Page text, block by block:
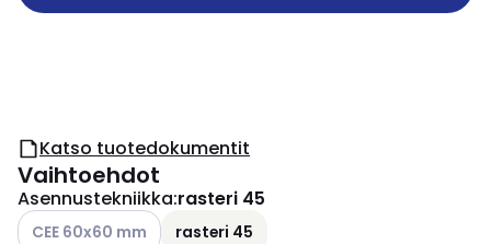
Katso tuotedokumentit
Vaihtoehdot
Asennustekniikka:rasteri 45
Katso käytettävissä olevat vaihtoehdot
CEE 60x60 mm rasteri 45